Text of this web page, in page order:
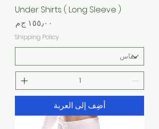
Under Shirts ( Long Sleeve )
السعر
Shipping Policy
أضِف إلى العربة